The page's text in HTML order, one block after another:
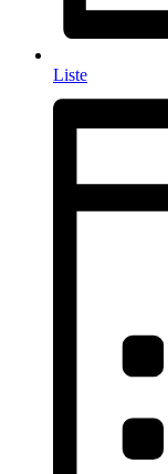
Liste